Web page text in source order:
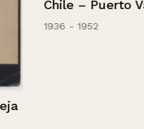
Chile – Puerto Varas
1936 - 1952